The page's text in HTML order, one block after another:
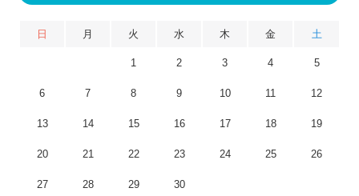
日 月 火 水 木 金 土
1 2 3 4 5
6 7 8 9 10 11 12
13 14 15 16 17 18 19
20 21 22 23 24 25 26
27 28 29 30